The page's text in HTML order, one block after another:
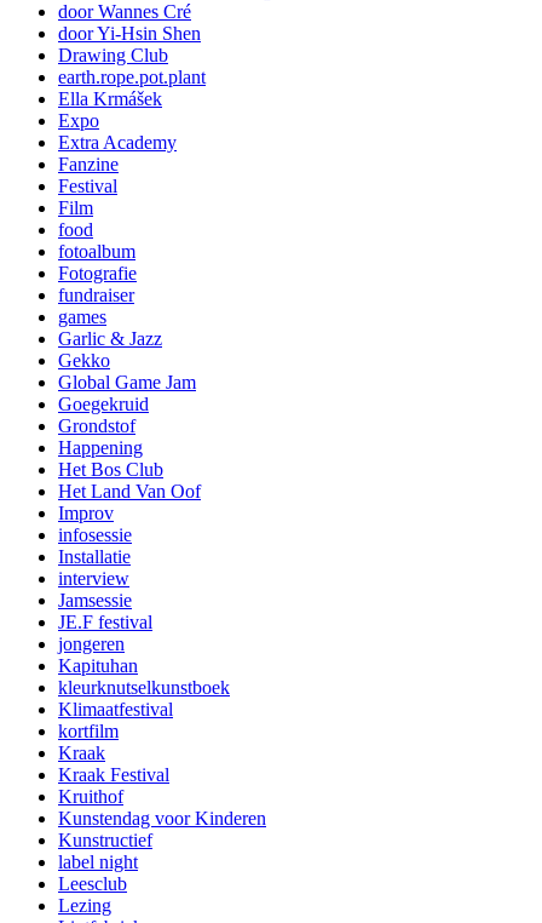
door Wannes Cré
door Yi-Hsin Shen
Drawing Club
earth.rope.pot.plant
Ella Krmášek
Expo
Extra Academy
Fanzine
Festival
Film
food
fotoalbum
Fotografie
fundraiser
games
Garlic & Jazz
Gekko
Global Game Jam
Goegekruid
Grondstof
Happening
Het Bos Club
Het Land Van Oof
Improv
infosessie
Installatie
interview
Jamsessie
JE.F festival
jongeren
Kapituhan
kleurknutselkunstboek
Klimaatfestival
kortfilm
Kraak
Kraak Festival
Kruithof
Kunstendag voor Kinderen
Kunstructief
label night
Leesclub
Lezing